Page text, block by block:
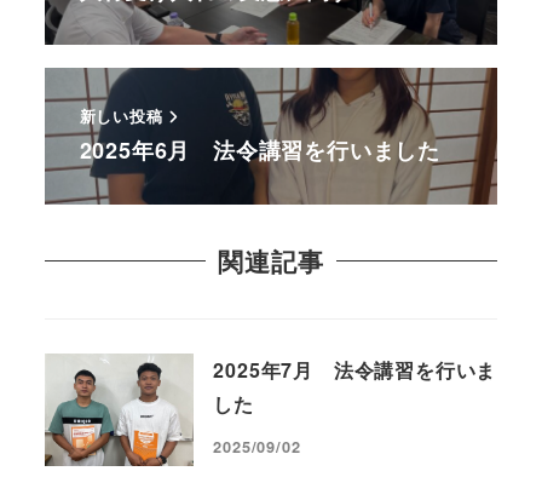
新しい投稿
2025年6月 法令講習を行いました
関連記事
2025年7月 法令講習を行いま
した
2025/09/02